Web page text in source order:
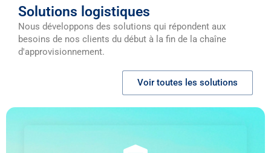
Solutions logistiques
Nous développons des solutions qui répondent aux
besoins de nos clients du début à la fin de la chaîne
d'approvisionnement.
Voir toutes les solutions